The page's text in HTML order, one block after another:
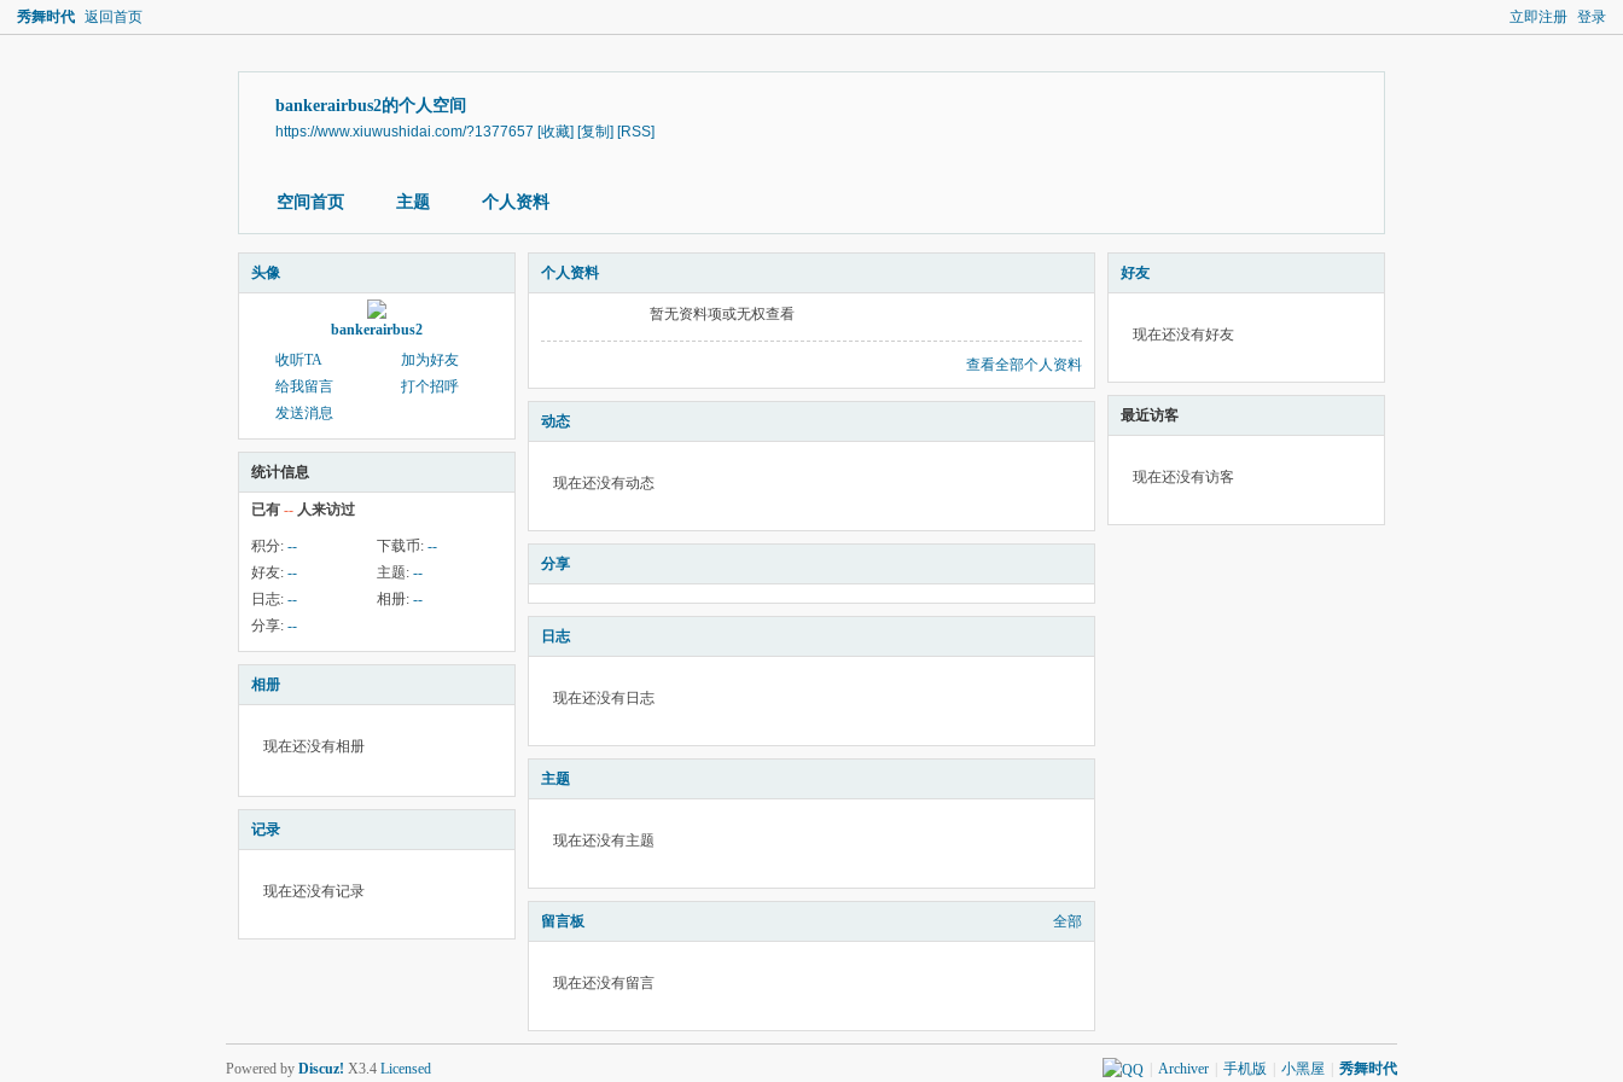
立即注册 登录
秀舞时代 返回首页
bankerairbus2的个人空间
https://www.xiuwushidai.com/?1377657 [收藏] [复制] [RSS]
空间首页 主题 个人资料
头像
bankerairbus2
收听TA
加为好友
给我留言
打个招呼
发送消息
统计信息
已有 -- 人来访过
积分: -- 下载币: --
好友: -- 主题: --
日志: -- 相册: --
分享: --
相册
现在还没有相册
记录
现在还没有记录
个人资料
暂无资料项或无权查看
查看全部个人资料
动态
现在还没有动态
分享
日志
现在还没有日志
主题
现在还没有主题
留言板 全部
现在还没有留言
好友
现在还没有好友
最近访客
现在还没有访客
Archiver 手机版 小黑屋 秀舞时代
Powered by Discuz! X3.4 Licensed